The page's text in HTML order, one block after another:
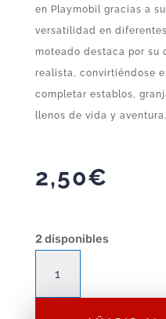
en Playmobil gracias a
versatilidad en
moteado destaca por su
realista, convirtiéndose
completar establos,
llenos de vida y aventura.
2,50€
2 disponibles
Playmobil